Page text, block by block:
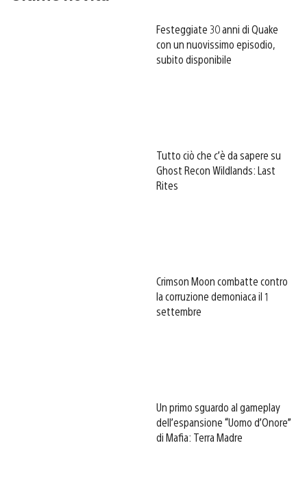
Festeggiate 30 anni di Quake
con un nuovissimo episodio,
subito disponibile
Tutto ciò che c’è da sapere su
Ghost Recon Wildlands: Last
Rites
Crimson Moon combatte contro
la corruzione demoniaca il 1
settembre
Un primo sguardo al gameplay
dell’espansione “Uomo d’Onore”
di Mafia: Terra Madre